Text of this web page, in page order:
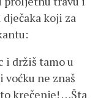
koji za
i držiš tamo u
ne znaš
krečenje! …Šta